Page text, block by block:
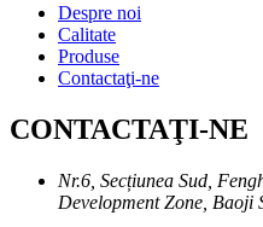
Despre noi
Calitate
Produse
Contactaţi-ne
CONTACTAŢI-NE
Nr.6, Secțiunea Sud,
Development Zone, Baoji